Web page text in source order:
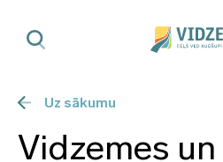
Uz sākumu
Vidzemes